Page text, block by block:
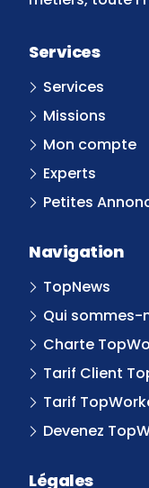
Services
Services
Missions
Mon compte
Experts
Petites
Navigation
TopNews
Qui sommes-
Charte
Tarif Client
Tarif
Devenez
Légales